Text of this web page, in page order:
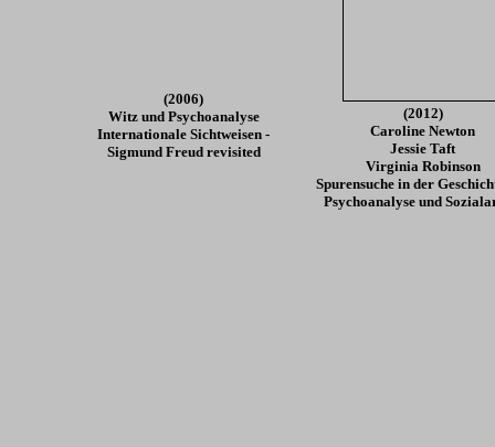
(2006)
Witz und Psychoanalyse
Internationale Sichtweisen -
Sigmund Freud revisited
(2012)
Caroline Newton
Jessie Taft
Virginia Robinson
Spurensuche in der
Psychoanalyse und